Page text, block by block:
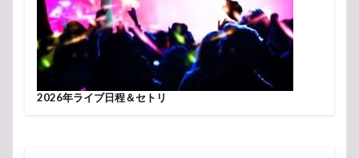
2026年ライブ日程＆セトリ